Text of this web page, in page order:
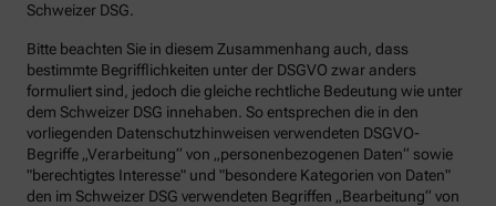
Schweizer DSG.
Bitte beachten Sie in diesem Zusammenhang auch, dass
bestimmte Begrifflichkeiten unter der DSGVO zwar anders
formuliert sind, jedoch die gleiche rechtliche Bedeutung wie unter
dem Schweizer DSG innehaben. So entsprechen die in den
vorliegenden Datenschutzhinweisen verwendeten DSGVO-
Begriffe „Verarbeitung“ von „personenbezogenen Daten“ sowie
"berechtigtes Interesse" und "besondere Kategorien von Daten"
den im Schweizer DSG verwendeten Begriffen „Bearbeitung“ von